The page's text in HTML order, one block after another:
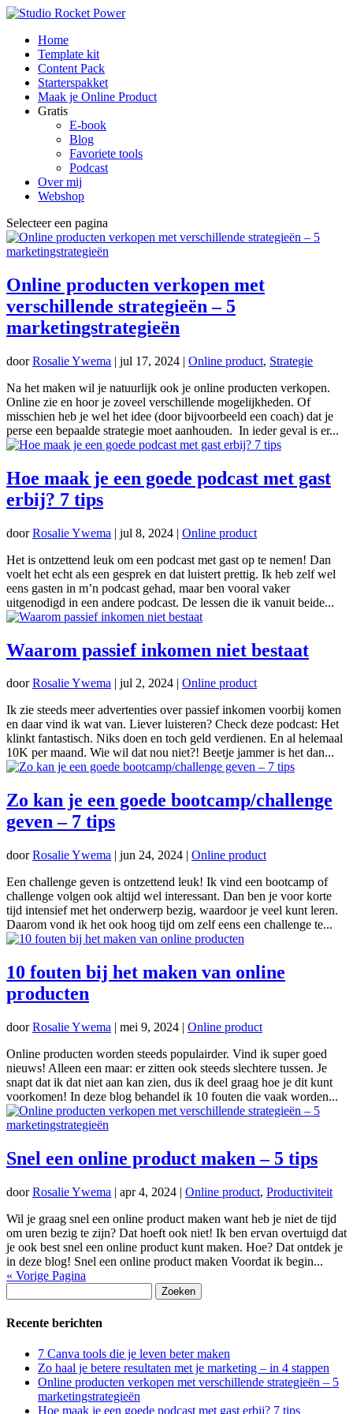
Home
Template kit
Content Pack
Starterspakket
Maak je Online Product
Gratis
E-book
Blog
Favoriete tools
Podcast
Over mij
Webshop
Selecteer een pagina
Online producten verkopen met
verschillende strategieën – 5
marketingstrategieën
doorRosalie Ywema | jul 17, 2024 | Online product, Strategie
Na het maken wil je natuurlijk ook je online producten verkopen.
Online zie en hoor je zoveel verschillende mogelijkheden. Of
misschien heb je wel het idee (door bijvoorbeeld een coach) dat je
perse een bepaalde strategie moet aanhouden. In ieder geval is er...
Hoe maak je een goede podcast met gast
erbij? 7 tips
doorRosalie Ywema | jul 8, 2024 | Online product
Het is ontzettend leuk om een podcast met gast op te nemen! Dan
voelt het echt als een gesprek en dat luistert prettig. Ik heb zelf wel
eens gasten in m’n podcast gehad, maar ben vooral vaker
uitgenodigd in een andere podcast. De lessen die ik vanuit beide...
Waarom passief inkomen niet bestaat
doorRosalie Ywema | jul 2, 2024 | Online product
Ik zie steeds meer advertenties over passief inkomen voorbij komen
en daar vind ik wat van. Liever luisteren? Check deze podcast: Het
klinkt fantastisch. Niks doen en toch geld verdienen. En al helemaal
10K per maand. Wie wil dat nou niet?! Beetje jammer is het dan...
Zo kan je een goede bootcamp/challenge
geven – 7 tips
doorRosalie Ywema | jun 24, 2024 | Online product
Een challenge geven is ontzettend leuk! Ik vind een bootcamp of
challenge volgen ook altijd wel interessant. Dan ben je voor korte
tijd intensief met het onderwerp bezig, waardoor je veel kunt leren.
Daarom vond ik het ook hoog tijd om zelf eens een challenge te...
10 fouten bij het maken van online
producten
doorRosalie Ywema | mei 9, 2024 | Online product
Online producten worden steeds populairder. Vind ik super goed
nieuws! Alleen een maar: er zitten ook steeds slechtere tussen. Je
snapt dat ik dat niet aan kan zien, dus ik deel graag hoe je dit kunt
voorkomen! In deze blog behandel ik 10 fouten die vaak worden...
Snel een online product maken – 5 tips
doorRosalie Ywema | apr 4, 2024 | Online product, Productiviteit
Wil je graag snel een online product maken want heb je niet de tijd
om uren bezig te zijn? Dat hoeft ook niet! Ik ben ervan overtuigd dat
je ook best snel een online product kunt maken. Hoe? Dat ontdek je
in deze blog! Snel een online product maken Voordat ik begin...
« Vorige Pagina
naar:
Recente berichten
7 Canva tools die je leven beter maken
Zo haal je betere resultaten met je marketing – in 4 stappen
Online producten verkopen met verschillende strategieën – 5
marketingstrategieën
Hoe maak je een goede podcast met gast erbij? 7 tips